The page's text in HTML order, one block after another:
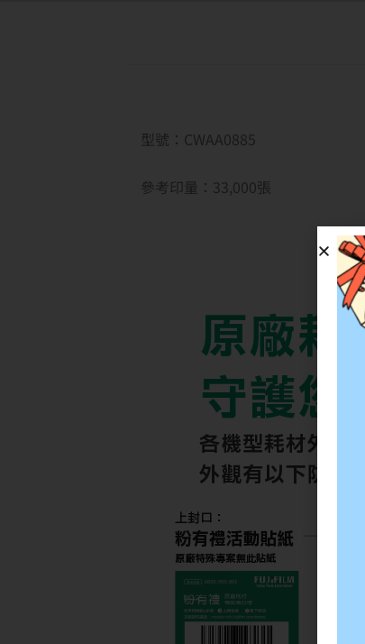
型號：CWAA0885
參考印量：33,000張